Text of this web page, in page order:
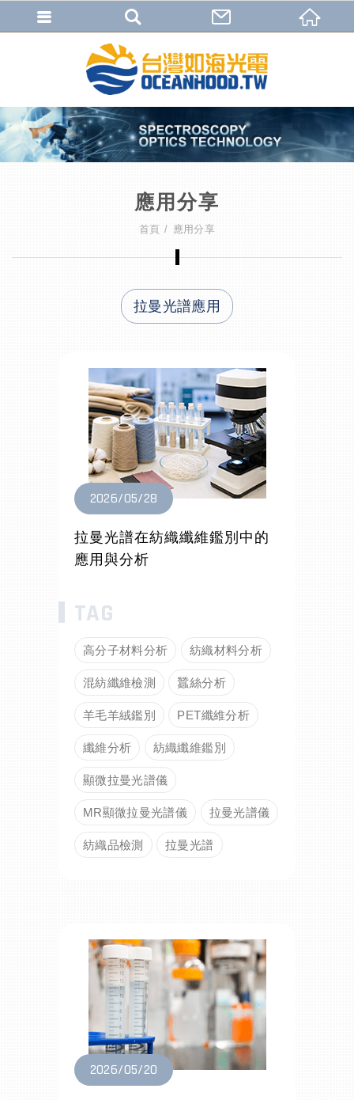
應用分享
首頁 應用分享
拉曼光譜應用
2026/05/28
拉曼光譜在紡織纖維鑑別中的
應用與分析
高分子材料分析 紡織材料分析
混紡纖維檢測 蠶絲分析
羊毛羊絨鑑別 PET纖維分析
纖維分析 紡織纖維鑑別
顯微拉曼光譜儀
MR顯微拉曼光譜儀 拉曼光譜儀
紡織品檢測 拉曼光譜
2026/05/20